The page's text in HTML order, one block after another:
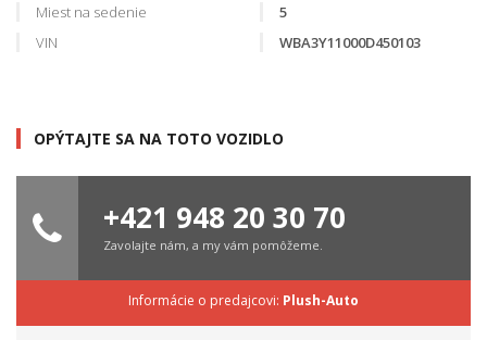
Miest na sedenie
5
VIN
WBA3Y11000D450103
OPÝTAJTE SA NA TOTO VOZIDLO
+421 948 20 30 70
Zavolajte nám, a my vám pomôžeme.
Informácie o predajcovi: Plush-Auto